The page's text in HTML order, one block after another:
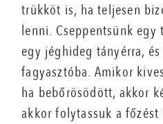
trükköt is, ha teljesen
lenni. Cseppentsünk
egy jéghideg tányérra,
fagyasztóba. Amikor
ha bebőrösödött, akkor
akkor folytassuk a